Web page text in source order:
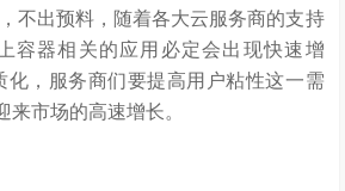
不出预料，随着各大云服务商的支持
容器相关的应用必定会出现快速增
化，服务商们要提高用户粘性这一需
市场的高速增长。